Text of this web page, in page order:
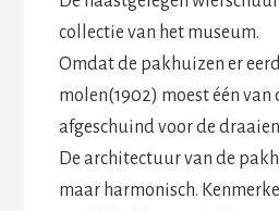
collectie van het museum.
Omdat de pakhuizen er
molen(1902) moest één van
afgeschuind voor de
De architectuur van de
maar harmonisch.